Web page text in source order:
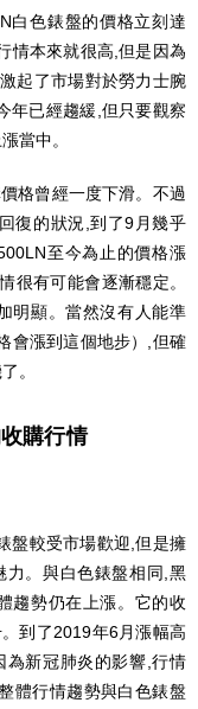
白色錶盤的價格立刻達
情本來就很高,但是因為
起了市場對於勞力士腕
年已經趨緩,但只要觀察
當中。
格曾經一度下滑。不過
復的狀況,到了9月幾乎
至今為止的價格漲
很有可能會逐漸穩定。
明顯。當然沒有人能準
會漲到這個地步）,但確
。
購行情
盤較受市場歡迎,但是擁
力。與白色錶盤相同,黑
趨勢仍在上漲。它的收
到了2019年6月漲幅高
為新冠肺炎的影響,行情
體行情趨勢與白色錶盤